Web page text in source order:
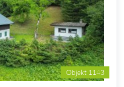
Objekt 1143